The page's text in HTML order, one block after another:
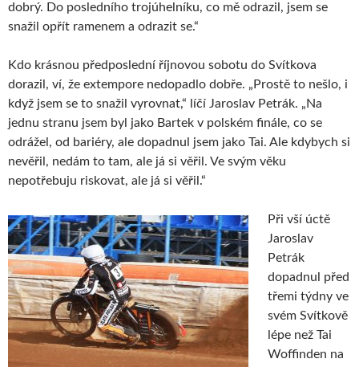
dobrý. Do posledního trojúhelníku, co mě odrazil, jsem se
snažil opřít ramenem a odrazit se.“
Kdo krásnou předposlední říjnovou sobotu do Svítkova
dorazil, ví, že extempore nedopadlo dobře. „Prostě to nešlo, i
když jsem se to snažil vyrovnat,“ líčí Jaroslav Petrák. „Na
jednu stranu jsem byl jako Bartek v polském finále, co se
odrážel, od bariéry, ale dopadnul jsem jako Tai. Ale kdybych si
nevěřil, nedám to tam, ale já si věřil. Ve svým věku
nepotřebuju riskovat, ale já si věřil.“
Při vší úctě
Jaroslav
Petrák
dopadnul před
třemi týdny ve
svém Svítkově
lépe než Tai
Woffinden na